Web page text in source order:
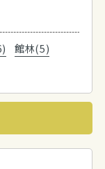
館林(5)